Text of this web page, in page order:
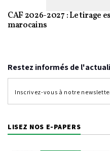
CAF 2026-2027 : Le tirage
marocains
Restez informés de
LISEZ NOS E-PAPERS